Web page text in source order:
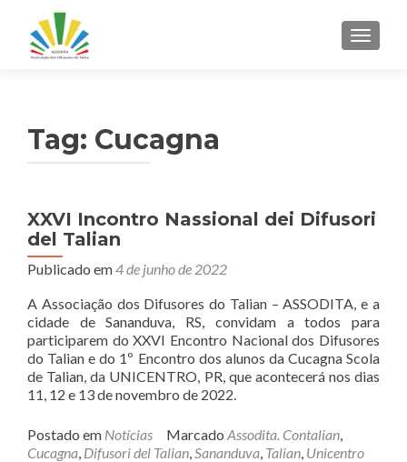
Tag: Cucagna
XXVI Incontro Nassional dei Difusori
del Talian
Publicado em4 de junho de 2022
A Associação dos Difusores do Talian – ASSODITA, e a
cidade de Sananduva, RS, convidam a todos para
participarem do XXVI Encontro Nacional dos Difusores
do Talian e do 1º Encontro dos alunos da Cucagna Scola
de Talian, da UNICENTRO, PR, que acontecerá nos dias
11, 12 e 13 de novembro de 2022.
Postado em Notícias Marcado Assodita. Contalian,
Cucagna, Difusori del Talian,Sananduva, Talian, Unicentro